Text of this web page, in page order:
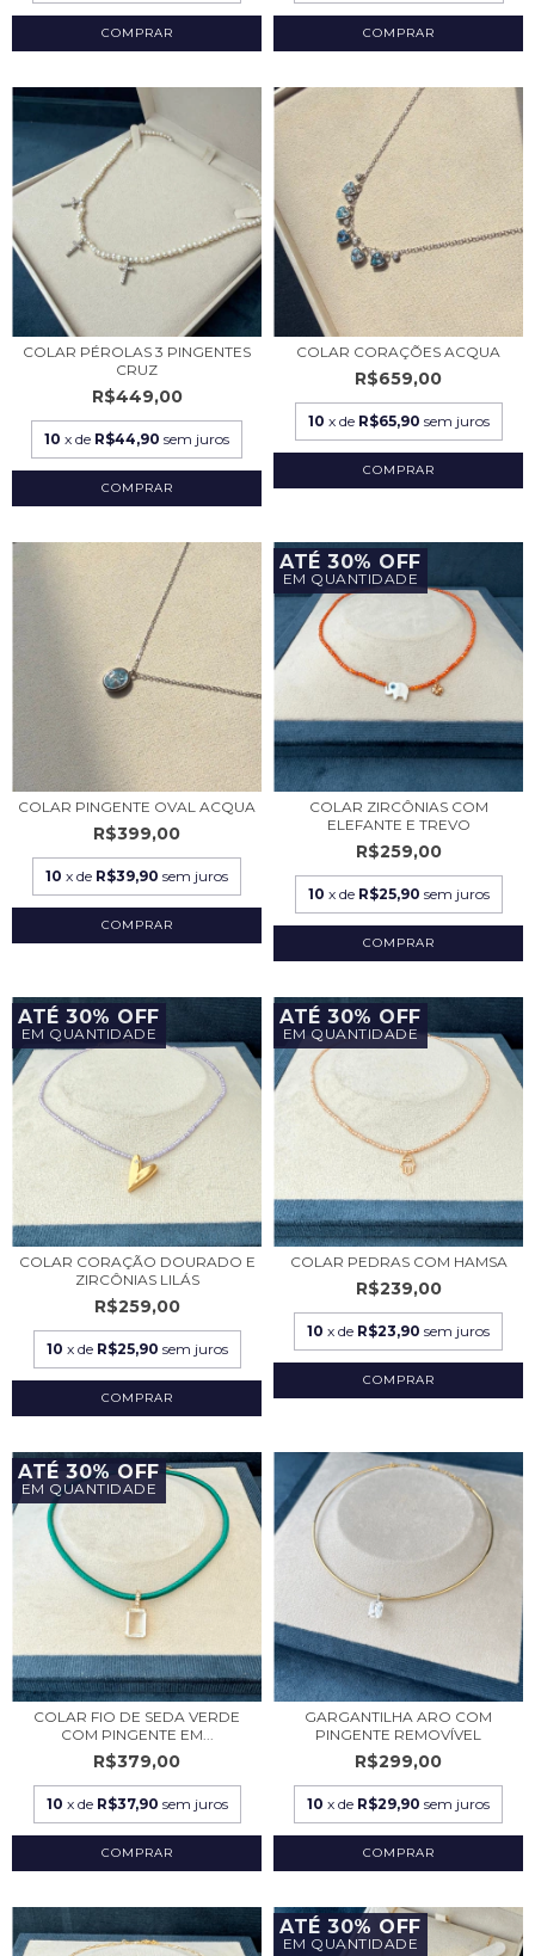
COLAR PÉROLAS 3 PINGENTES
CRUZ
R$449,00
10 x de R$44,90 sem juros
COLAR CORAÇÕES ACQUA
R$659,00
10 x de R$65,90 sem juros
COLAR PINGENTE OVAL ACQUA
R$399,00
10 x de R$39,90 sem juros
ATÉ 30% OFF
EM QUANTIDADE
COLAR ZIRCÔNIAS COM
ELEFANTE E TREVO
R$259,00
10 x de R$25,90 sem juros
ATÉ 30% OFF
EM QUANTIDADE
COLAR CORAÇÃO DOURADO E
ZIRCÔNIAS LILÁS
R$259,00
10 x de R$25,90 sem juros
ATÉ 30% OFF
EM QUANTIDADE
COLAR PEDRAS COM HAMSA
R$239,00
10 x de R$23,90 sem juros
COMPRAR
ATÉ 30% OFF
EM QUANTIDADE
COLAR FIO DE SEDA VERDE
COM PINGENTE EM...
R$379,00
10 x de R$37,90 sem juros
GARGANTILHA ARO COM
PINGENTE REMOVÍVEL
R$299,00
10 x de R$29,90 sem juros
ATÉ 30% OFF
EM QUANTIDADE